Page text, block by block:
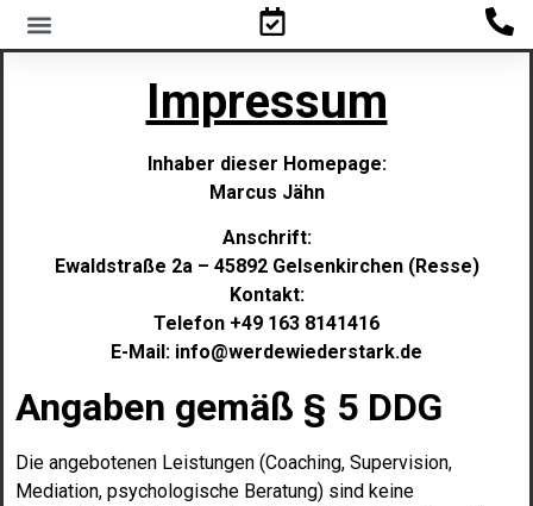
Impressum
Inhaber dieser Homepage:
Marcus Jähn
Anschrift:
Ewaldstraße 2a – 45892 Gelsenkirchen (Resse)
Kontakt:
Telefon +49 163 8141416
E-Mail: info@werdewiederstark.de
Angaben gemäß § 5 DDG
Die angebotenen Leistungen (Coaching, Supervision,
Mediation, psychologische Beratung) sind keine